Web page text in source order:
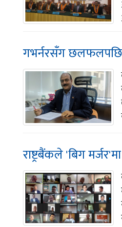
गभर्नरसँग
राष्ट्रबैंकले 'बिग